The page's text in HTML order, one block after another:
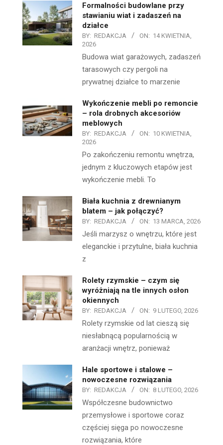
Formalności budowlane przy
stawianiu wiat i zadaszeń na
działce
BY: REDAKCJA ON: 14 KWIETNIA,
2026
Budowa wiat garażowych, zadaszeń
tarasowych czy pergoli na
prywatnej działce to marzenie
Wykończenie mebli po remoncie
– rola drobnych akcesoriów
meblowych
BY: REDAKCJA ON: 10 KWIETNIA,
2026
Po zakończeniu remontu wnętrza,
jednym z kluczowych etapów jest
wykończenie mebli. To
Biała kuchnia z drewnianym
blatem – jak połączyć?
BY: REDAKCJA ON: 13 MARCA, 2026
Jeśli marzysz o wnętrzu, które jest
eleganckie i przytulne, biała kuchnia
z
Rolety rzymskie – czym się
wyróżniają na tle innych osłon
okiennych
BY: REDAKCJA ON: 9 LUTEGO, 2026
Rolety rzymskie od lat cieszą się
niesłabnącą popularnością w
aranżacji wnętrz, ponieważ
Hale sportowe i stalowe –
nowoczesne rozwiązania
BY: REDAKCJA ON: 8 LUTEGO, 2026
Współczesne budownictwo
przemysłowe i sportowe coraz
częściej sięga po nowoczesne
rozwiązania, które